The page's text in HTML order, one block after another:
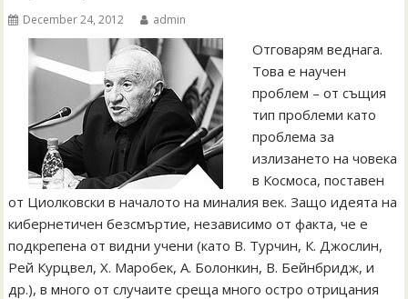
December 24, 2012 admin
Отговарям веднага.
Това е научен
проблем – от същия
тип проблеми като
проблема за
излизането на човека
в Космоса, поставен
от Циолковски в началото на миналия век. Защо идеята на
кибернетичен безсмъртие, независимо от факта, че е
подкрепена от видни учени (като В. Турчин, К. Джослин,
Рей Курцвел, Х. Mаробек, А. Болонкин, В. Бейнбридж, и
др.), в много от случаите среща много остро отрицания